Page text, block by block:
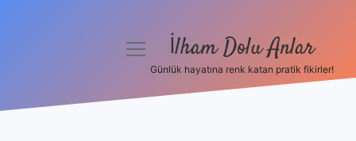
menüyü İlham Dolu Anlar
Günlük hayatına renk katan pratik fikirler!